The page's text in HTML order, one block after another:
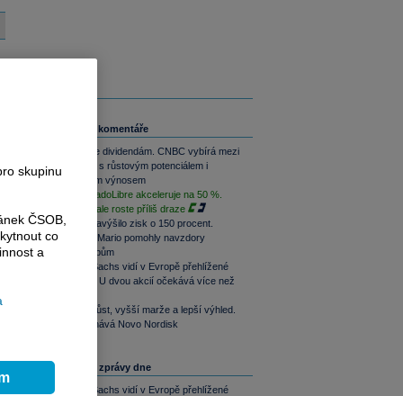
Související komentáře
Srpen přeje dividendám. CNBC vybírá mezi
aristokraty s růstovým potenciálem i
pravidelným výnosem
Růst MercadoLibre akceleruje na 50 %.
Podle trhu ale roste příliš draze
Nintendo navýšilo zisk o 150 procent.
Switch 2 a Mario pomohly navzdory
dražším čipům
Goldman Sachs vidí v Evropě přehlížené
příležitosti. U dvou akcií očekává více než
Rychlejší růst, vyšší marže a lepší výhled.
Lilly překonává Novo Nordisk
Nejčtenější zprávy dne
Goldman Sachs vidí v Evropě přehlížené
skupinu
ČSOB,
co
a